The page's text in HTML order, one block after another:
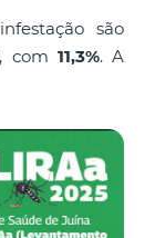
são
, com 11,3%. A